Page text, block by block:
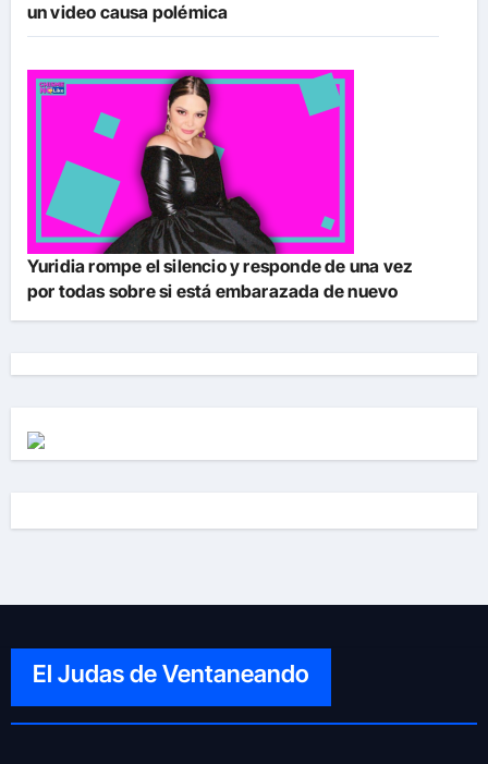
un video causa polémica
Yuridia rompe el silencio y responde de una vez
por todas sobre si está embarazada de nuevo
El Judas de Ventaneando